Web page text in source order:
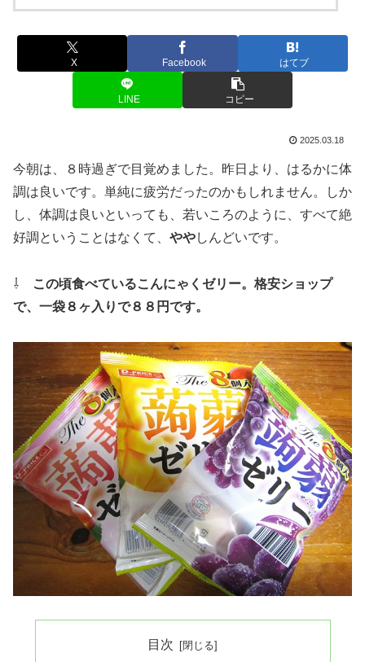
X Facebook はてブ
LINE コピー
2025.03.18
今朝は、８時過ぎで目覚めました。昨日より、はるかに体
調は良いです。単純に疲労だったのかもしれません。しか
し、体調は良いといっても、若いころのように、すべて絶
好調ということはなくて、 ややしんどいです。
⇩
この頃食べているこんにゃくゼリー。格安ショップ
で、一袋８ヶ入りで８８円です。
目次